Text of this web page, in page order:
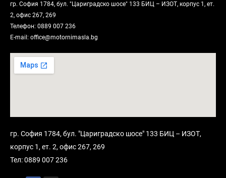
гр. София 1784, бул. "Цариградско шосе" 133 БИЦ – ИЗОТ, корпус 1, ет.
2, офис 267, 269
Телефон: 0889 007 236
E-mail: office@motornimasla.bg
гр. София 1784, бул. "Цариградско шосе" 133 БИЦ – ИЗОТ,
корпус 1, ет. 2, офис 267, 269
Тел: 0889 007 236